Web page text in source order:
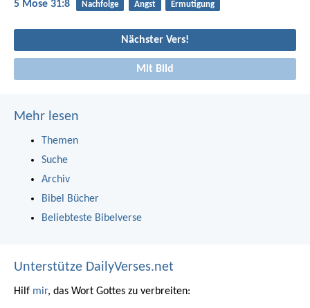
5 Mose 31:8 Nachfolge Angst Ermutigung
Nächster Vers!
Mit Bild
Mehr lesen
Themen
Suche
Archiv
Bibel Bücher
Beliebteste Bibelverse
Unterstütze DailyVerses.net
Hilf mir, das Wort Gottes zu verbreiten: